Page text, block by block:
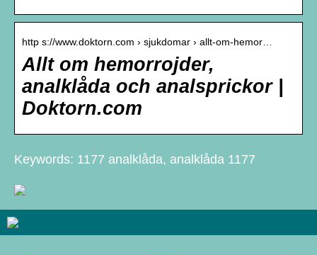
http s://www.doktorn.com › sjukdomar › allt-om-hemor…
Allt om hemorrojder,
analklåda och analsprickor |
Doktorn.com
Keywords: 1177 analklåda, analklåda 1177